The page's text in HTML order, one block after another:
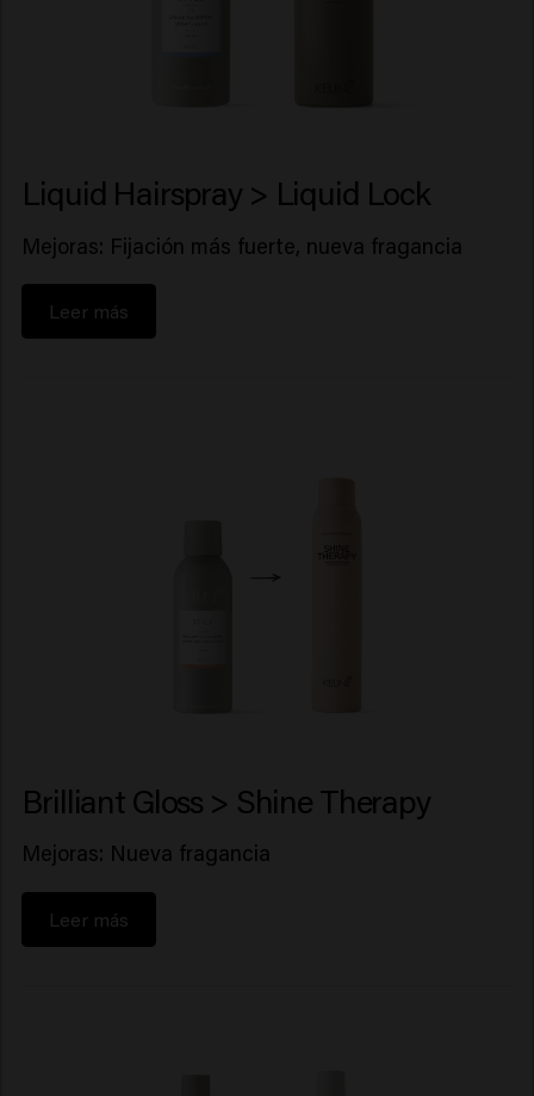
Liquid Hairspray > Liquid Lock
Mejoras: Fijación más fuerte, nueva fragancia
Leer más
Brilliant Gloss > Shine Therapy
Mejoras: Nueva fragancia
Leer más